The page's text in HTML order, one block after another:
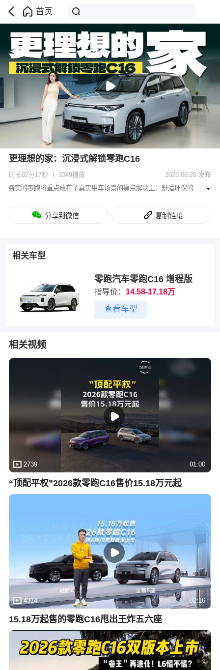
首页
更理想的家：沉浸式解锁零跑C16
时长02分17秒 3349播放
2025.06.26 发布
分享到微信 复制链接
相关车型
零跑汽车零跑C16 增程版
指导价： 14.58-17.18万
查看车型
相关视频
2739 01:00
“顶配平权”2026款零跑C16售价15.18万元起
4314 02:16
15.18万起售的零跑C16甩出王炸五六座